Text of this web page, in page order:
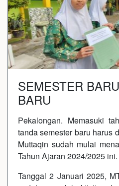
SEMESTER
BARU
Pekalongan. Memasuki
tanda semester baru harus
Muttaqin sudah mulai
Tahun Ajaran 2024/2025 ini.
Tanggal 2 Januari 2025,